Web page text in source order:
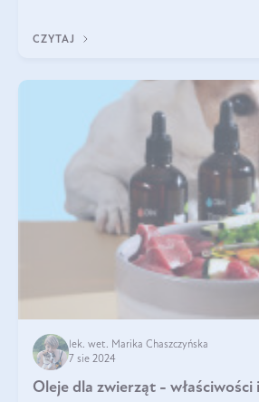
CZYTAJ
lek. wet. Marika Chaszczyńska
7 sie 2024
Oleje dla zwierząt - właściwości